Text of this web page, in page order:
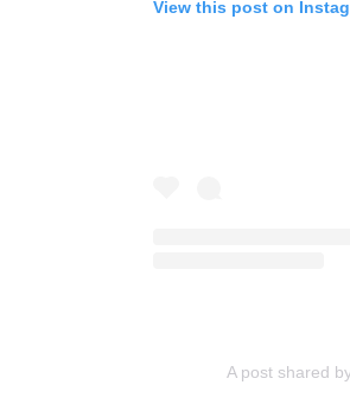
View this post on
A post shared